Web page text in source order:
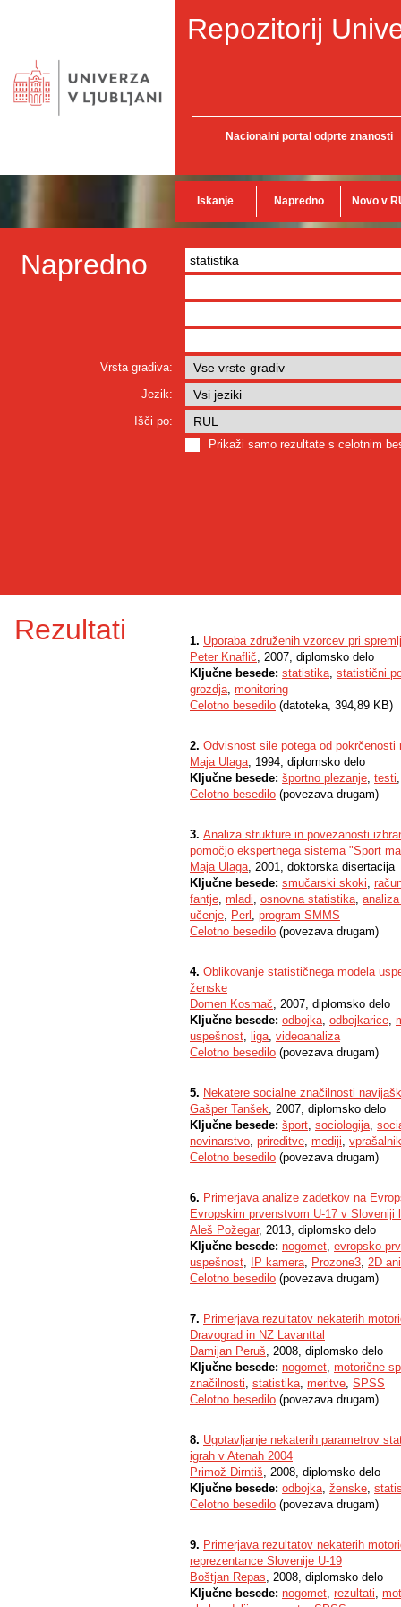
Repozitorij
Nacionalni portal odprte znanosti
Iskanje Napredno Novo v
Napredno
Vrsta gradiva:
Jezik:
Išči po:
Prikaži samo rezultate s celotnim
Rezultati 1. Uporaba združenih vzorcev pri
Peter Knaflič, 2007, diplomsko delo
Ključne besede: statistika, statistični
grozdja, monitoring
Celotno besedilo (datoteka, 394,89 KB)
2. Odvisnost sile potega od pokrčenosti
Maja Ulaga, 1994, diplomsko delo
Ključne besede: športno plezanje, testi
Celotno besedilo (povezava drugam)
3. Analiza strukture in povezanosti
pomočjo ekspertnega sistema "Sport
Maja Ulaga, 2001, doktorska disertacija
Ključne besede: smučarski skoki,
fantje, mladi, osnovna statistika,
učenje, Perl , program SMMS
Celotno besedilo (povezava drugam)
4. Oblikovanje statističnega modela
ženske
Domen Kosmač, 2007, diplomsko delo
Ključne besede: odbojka, odbojkarice,
uspešnost, liga, videoanaliza
Celotno besedilo (povezava drugam)
5. Nekatere socialne značilnosti
Gašper Tanšek, 2007, diplomsko delo
Ključne besede: šport, sociologija,
novinarstvo, prireditve, mediji, vprašalnik
Celotno besedilo (povezava drugam)
6. Primerjava analize zadetkov na
Evropskim prvenstvom U-17 v Sloveniji
Aleš Požegar, 2013, diplomsko delo
Ključne besede: nogomet, evropsko
uspešnost, IP kamera, Prozone3, 2D
Celotno besedilo (povezava drugam)
7. Primerjava rezultatov nekaterih
Dravograd in NZ Lavanttal
Damijan Peruš, 2008, diplomsko delo
Ključne besede: nogomet, motorične
značilnosti, statistika, meritve, SPSS
Celotno besedilo (povezava drugam)
8. Ugotavljanje nekaterih parametrov
igrah v Atenah 2004
Primož Dirntiš, 2008, diplomsko delo
Ključne besede: odbojka, ženske,
Celotno besedilo (povezava drugam)
9. Primerjava rezultatov nekaterih
reprezentance Slovenije U-19
Boštjan Repas, 2008, diplomsko delo
Ključne besede: nogomet, rezultati,